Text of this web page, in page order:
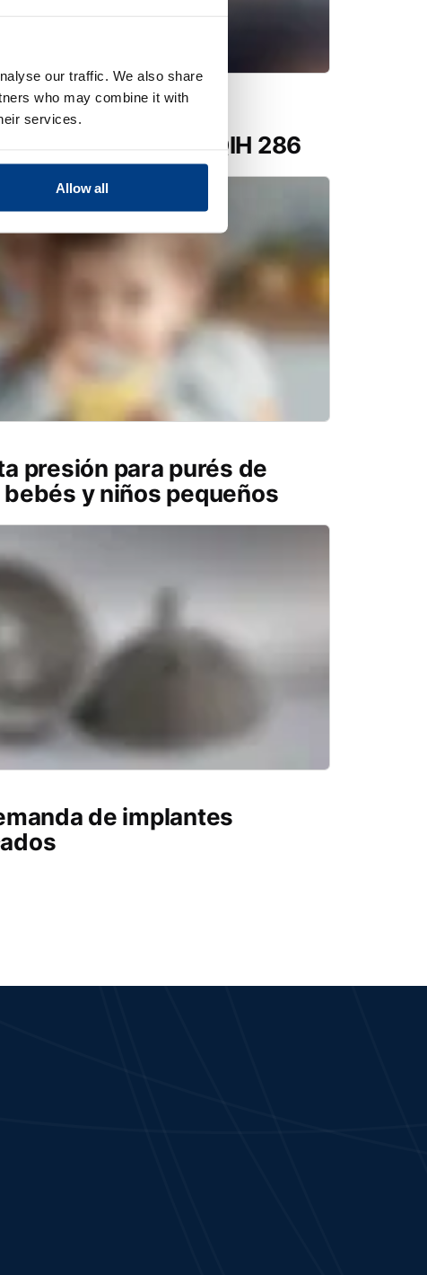
our traffic. We also share
who may combine it with
services.
Allow all
amplía las
HIP con Quintus QIH 286
presión para purés de
y niños pequeños
de implantes